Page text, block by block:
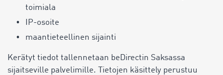
toimiala
IP-osoite
maantieteellinen sijainti
Kerätyt tiedot tallennetaan beDirectin Saksassa
sijaitseville palvelimille. Tietojen käsittely perustuu